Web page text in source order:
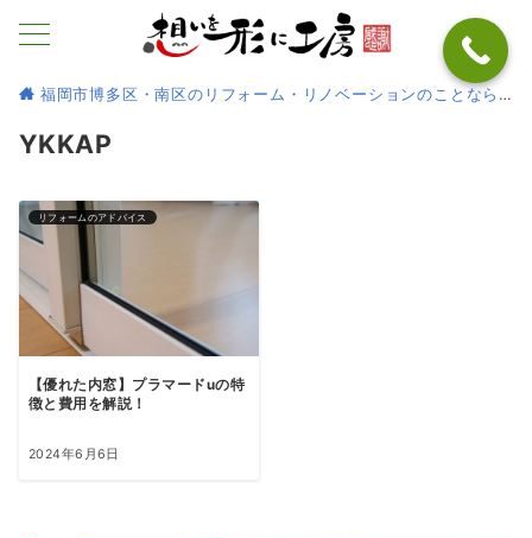
福岡市博多区・南区のリフォーム・リノベーションのことなら
YKKAP
リフォームのアドバイス
【優れた内窓】プラマードuの特
徴と費用を解説！
2024年6月6日